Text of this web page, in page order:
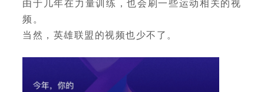
由于几年在力量训练，也会刷一些运动相关的视
频。
当然，英雄联盟的视频也少不了。